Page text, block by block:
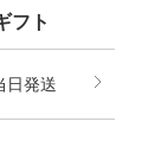
フト
日発送